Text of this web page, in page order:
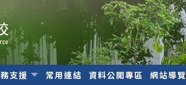
支援 常用連結 資料公開專區 網站導覽